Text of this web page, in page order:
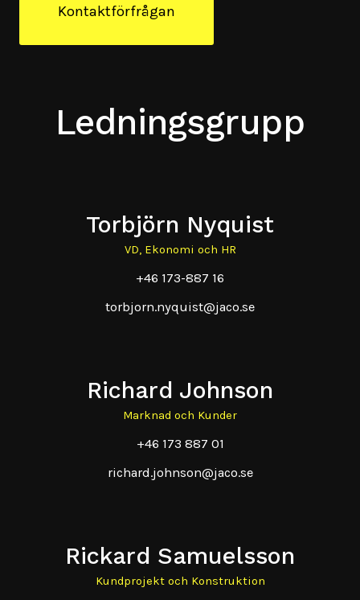
Kontaktförfrågan
Ledningsgrupp
Torbjörn Nyquist
VD, Ekonomi och HR
+46 173-887 16
torbjorn.nyquist@jaco.se
Richard Johnson
Marknad och Kunder
+46 173 887 01
richard.johnson@jaco.se
Rickard Samuelsson
Kundprojekt och Konstruktion